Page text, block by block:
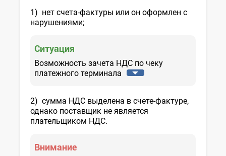
1) нет счета-фактуры или он оформлен с
нарушениями;
Ситуация
Возможность зачета НДС по чеку
платежного терминала
2) сумма НДС выделена в счете-фактуре,
однако поставщик не является
плательщиком НДС.
Внимание